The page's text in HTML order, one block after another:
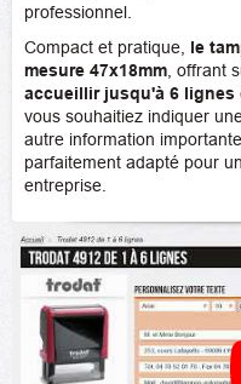
professionnel.
Compact et pratique, le
mesure 47x18mm , offrant
accueillir jusqu'à 6 lignes
vous souhaitiez indiquer
autre information
parfaitement adapté pour
entreprise.